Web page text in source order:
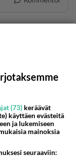
ikävä sua
Kommentoi
eri mies
(73) keräävät
käyttäen evästeitä
ja lukemiseen
mainoksia
seuraaviin: